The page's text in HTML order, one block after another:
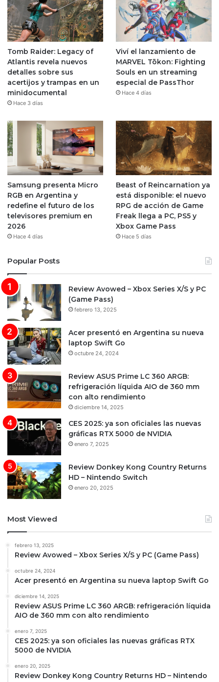
Tomb Raider: Legacy of
Atlantis revela nuevos
detalles sobre sus
acertijos y trampas en un
minidocumental
Hace 3 días
Viví el lanzamiento de
MARVEL Tōkon: Fighting
Souls en un streaming
especial de PassThor
Hace 4 días
Samsung presenta Micro
RGB en Argentina y
redefine el futuro de los
televisores premium en
2026
Hace 4 días
Beast of Reincarnation ya
está disponible: el nuevo
RPG de acción de Game
Freak llega a PC, PS5 y
Xbox Game Pass
Hace 5 días
Popular Posts
Review Avowed – Xbox Series X/S y PC
(Game Pass)
febrero 13, 2025
Acer presentó en Argentina su nueva
laptop Swift Go
octubre 24, 2024
Review ASUS Prime LC 360 ARGB:
refrigeración líquida AIO de 360 mm
con alto rendimiento
diciembre 14, 2025
CES 2025: ya son oficiales las nuevas
gráficas RTX 5000 de NVIDIA
enero 7, 2025
Review Donkey Kong Country Returns
HD – Nintendo Switch
enero 20, 2025
Most Viewed
febrero 13, 2025
Review Avowed – Xbox Series X/S y PC (Game Pass)
octubre 24, 2024
Acer presentó en Argentina su nueva laptop Swift Go
diciembre 14, 2025
Review ASUS Prime LC 360 ARGB: refrigeración líquida
AIO de 360 mm con alto rendimiento
enero 7, 2025
CES 2025: ya son oficiales las nuevas gráficas RTX
5000 de NVIDIA
enero 20, 2025
Review Donkey Kong Country Returns HD – Nintendo